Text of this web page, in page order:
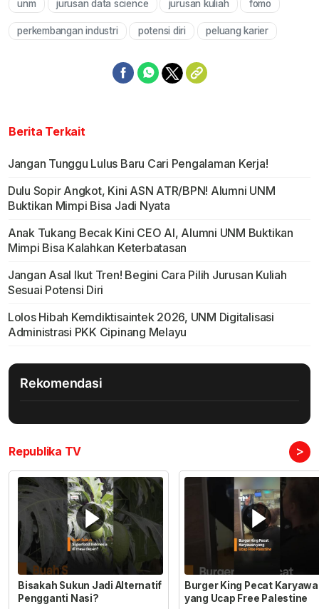
Mute
unm jurusan data science jurusan kuliah fomo
perkembangan industri potensi diri peluang karier
Berita Terkait
Jangan Tunggu Lulus Baru Cari Pengalaman Kerja!
Dulu Sopir Angkot, Kini ASN ATR/BPN! Alumni UNM
Buktikan Mimpi Bisa Jadi Nyata
Anak Tukang Becak Kini CEO AI, Alumni UNM Buktikan
Mimpi Bisa Kalahkan Keterbatasan
Jangan Asal Ikut Tren! Begini Cara Pilih Jurusan Kuliah
Sesuai Potensi Diri
Lolos Hibah Kemdiktisaintek 2026, UNM Digitalisasi
Administrasi PKK Cipinang Melayu
Rekomendasi
Republika TV >
Bisakah Sukun Jadi Alternatif
Pengganti Nasi?
Burger King Pecat
yang Ucap Free Palestine